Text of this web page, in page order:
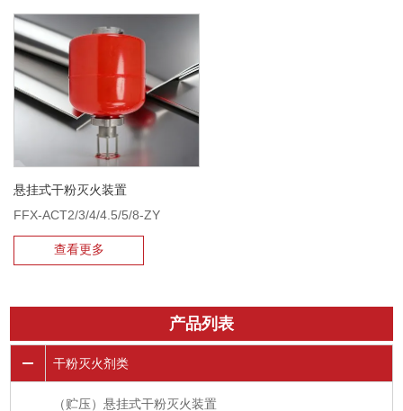
悬挂式干粉灭火装置
FFX-ACT2/3/4/4.5/5/8-ZY
查看更多
产品列表
干粉灭火剂类
（贮压）悬挂式干粉灭火装置